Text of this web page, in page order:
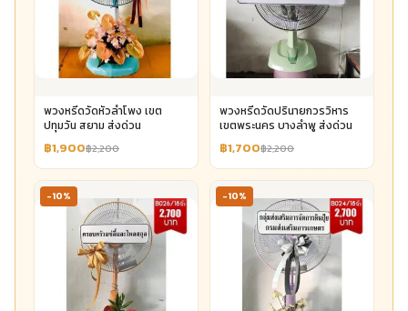
พวงหรีดวัดหัวลำโพง เขต
ปทุมวัน สยาม ส่งด่วน
฿1,900฿2,200
พวงหรีดวัดปรินายกวรวิหาร
เขตพระนคร บางลำพู ส่งด่วน
฿1,700฿2,200
-10% -10%